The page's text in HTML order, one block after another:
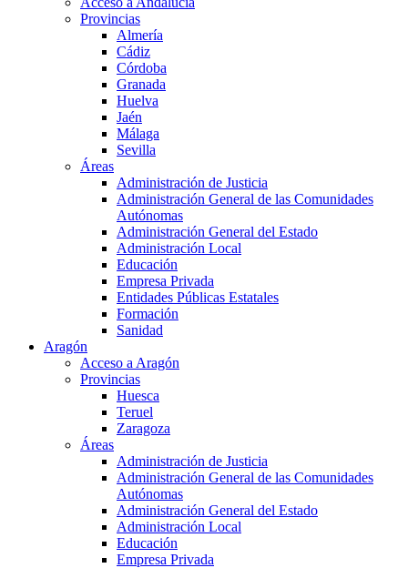
Provincias
Almería
Cádiz
Córdoba
Granada
Huelva
Jaén
Málaga
Sevilla
Áreas
Administración de Justicia
Administración General de las Comunidades
Autónomas
Administración General del Estado
Administración Local
Educación
Empresa Privada
Entidades Públicas Estatales
Formación
Sanidad
Aragón
Acceso a Aragón
Provincias
Huesca
Teruel
Zaragoza
Áreas
Administración de Justicia
Administración General de las Comunidades
Autónomas
Administración General del Estado
Administración Local
Educación
Empresa Privada